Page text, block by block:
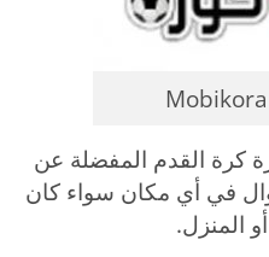
كرة القدم المفضلة عن
في أي مكان سواء كان
المنزل.